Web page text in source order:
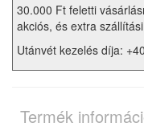
30.000 Ft feletti
akciós, és extra
Utánvét kezelés díja:
Termék